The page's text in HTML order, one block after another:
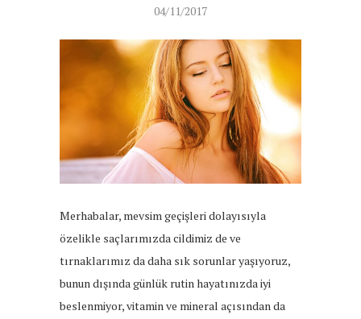
04/11/2017
Merhabalar, mevsim geçişleri dolayısıyla
özelikle saçlarımızda cildimiz de ve
tırnaklarımız da daha sık sorunlar yaşıyoruz,
bunun dışında günlük rutin hayatınızda iyi
beslenmiyor, vitamin ve mineral açısından da